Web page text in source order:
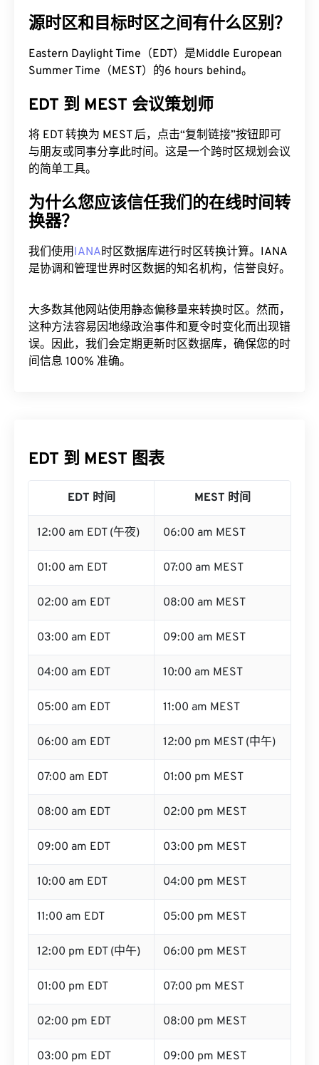
源时区和目标时区之间有什么区别？
Eastern Daylight Time（EDT）是Middle European
Summer Time（MEST）的6 hours behind。
EDT 到 MEST 会议策划师
将 EDT 转换为 MEST 后，点击“复制链接”按钮即可
与朋友或同事分享此时间。这是一个跨时区规划会议
的简单工具。
为什么您应该信任我们的在线时间转
换器？
我们使用IANA时区数据库进行时区转换计算。IANA
是协调和管理世界时区数据的知名机构，信誉良好。
大多数其他网站使用静态偏移量来转换时区。然而，
这种方法容易因地缘政治事件和夏令时变化而出现错
误。因此，我们会定期更新时区数据库，确保您的时
间信息 100% 准确。
EDT 到 MEST 图表
EDT 时间 MEST 时间
12:00 am EDT (午夜) 06:00 am MEST
01:00 am EDT 07:00 am MEST
02:00 am EDT 08:00 am MEST
03:00 am EDT 09:00 am MEST
04:00 am EDT 10:00 am MEST
05:00 am EDT 11:00 am MEST
06:00 am EDT 12:00 pm MEST (中午)
07:00 am EDT 01:00 pm MEST
08:00 am EDT 02:00 pm MEST
09:00 am EDT 03:00 pm MEST
10:00 am EDT 04:00 pm MEST
11:00 am EDT 05:00 pm MEST
12:00 pm EDT (中午) 06:00 pm MEST
01:00 pm EDT 07:00 pm MEST
02:00 pm EDT 08:00 pm MEST
03:00 pm EDT 09:00 pm MEST